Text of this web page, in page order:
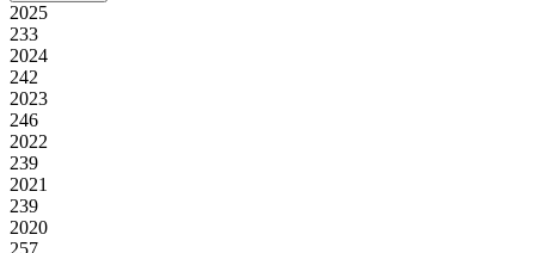
2025
233
2024
242
2023
246
2022
239
2021
239
2020
257